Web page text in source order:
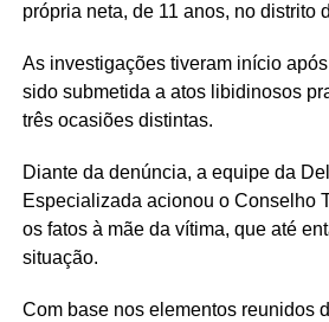
própria neta, de 11 anos, no distrito
As investigações tiveram início
sido submetida a atos libidinosos
três ocasiões distintas.
Diante da denúncia, a equipe da
Especializada acionou o Conselho
os fatos à mãe da vítima, que até
situação.
Com base nos elementos reunidos